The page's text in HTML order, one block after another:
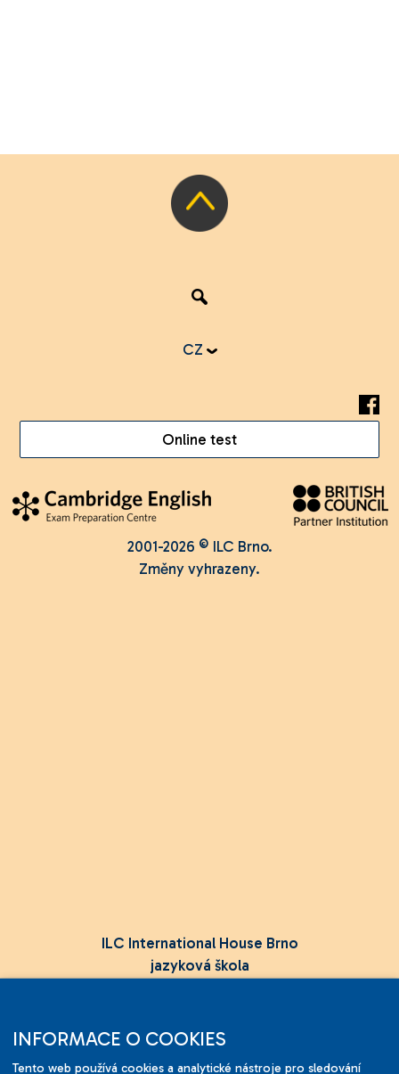
CZ
Online test
2001-2026 © ILC Brno.
Změny vyhrazeny.
ILC International House Brno
jazyková škola
INFORMACE O COOKIES
Tento web používá cookies a analytické nástroje pro sledování